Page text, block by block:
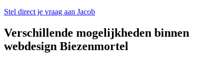
Stel direct je vraag aan Jacob
Verschillende mogelijkheden binnen
webdesign Biezenmortel